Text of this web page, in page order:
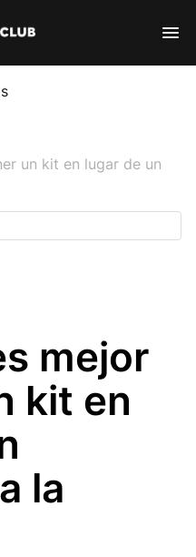
un kit en lugar de un
mejor
kit en
la